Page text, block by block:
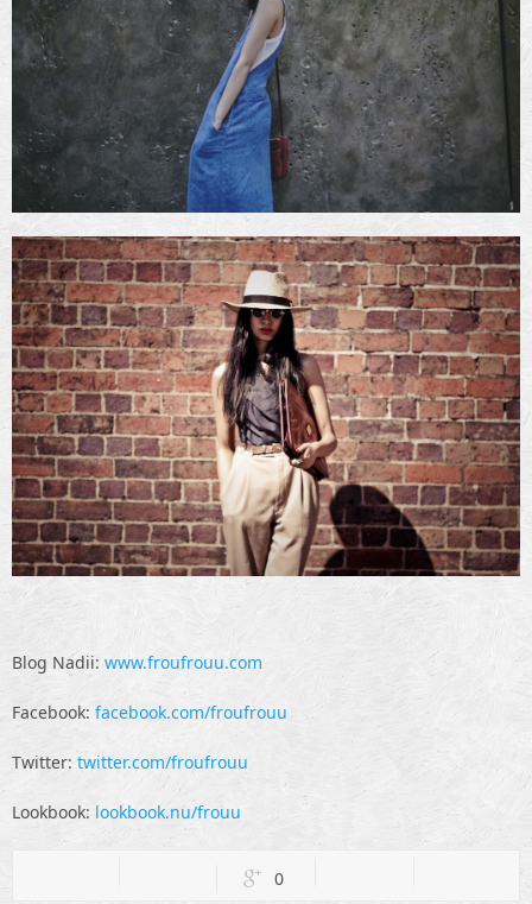
Blog Nadii: www.froufrouu.com
Facebook: facebook.com/froufrouu
Twitter: twitter.com/froufrouu
Lookbook: lookbook.nu/frouu
0